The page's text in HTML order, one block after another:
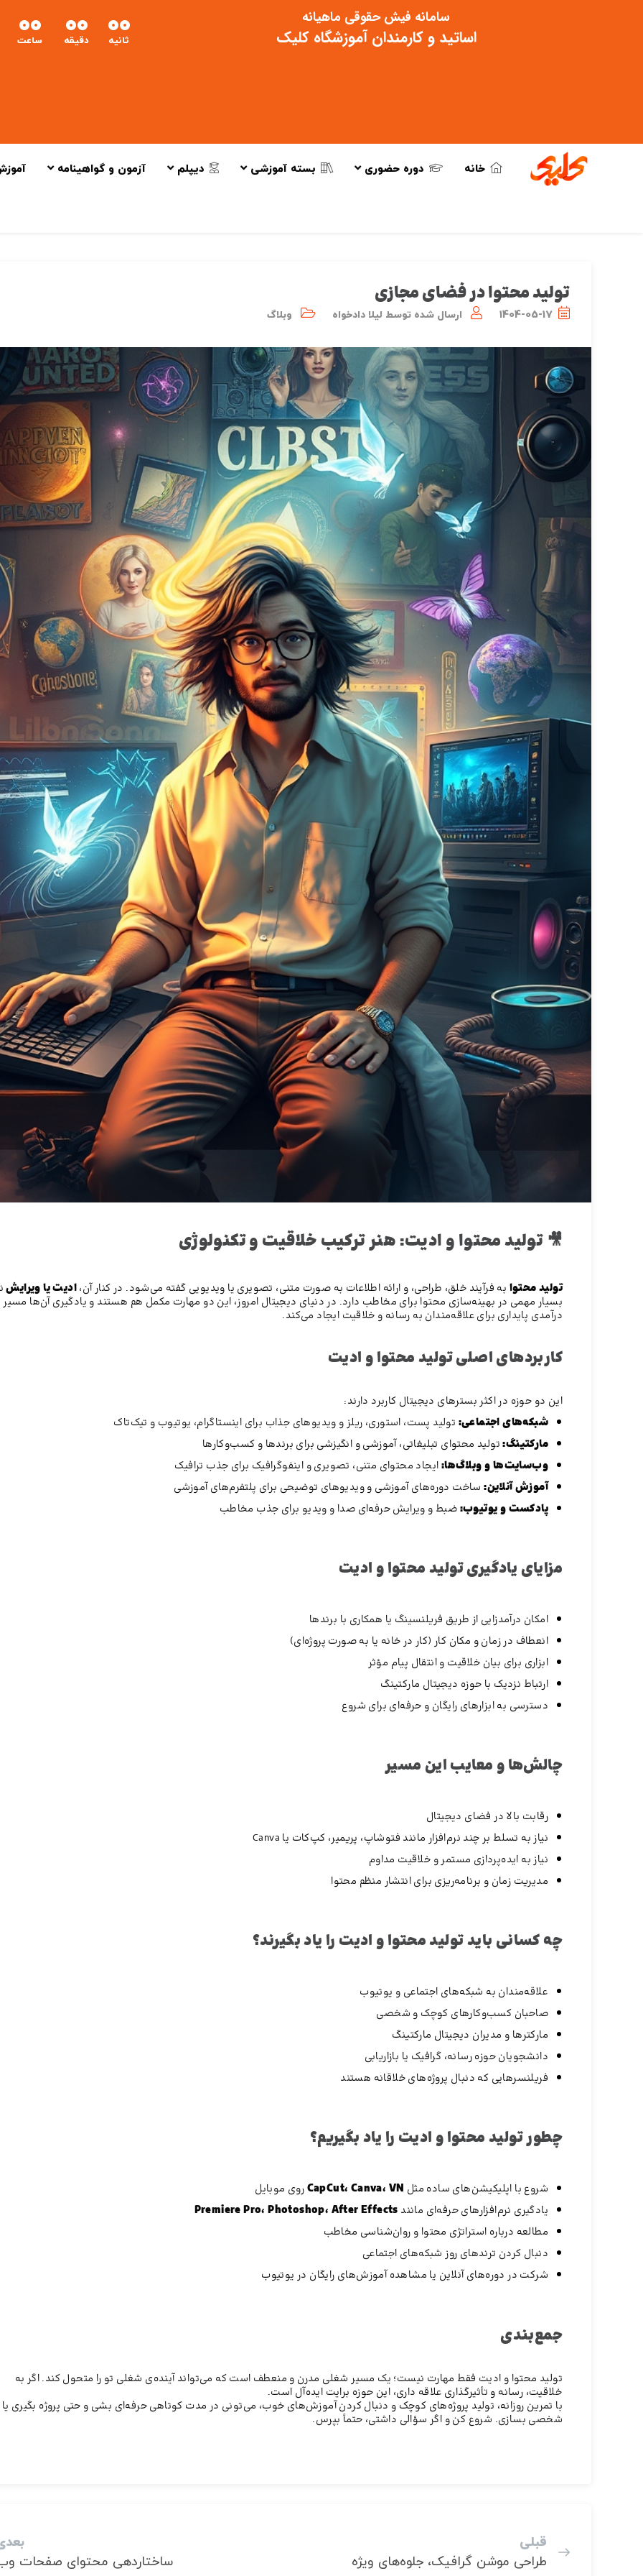
سامانه فیش حقوقی ماهیانه
اساتید و کارمندان آموزشگاه کلیک 00
ساعت 00
دقیقه 00
ثانیه
خانه دوره حضوری بسته آموزشی دیپلم آزمون و گواهینامه
تولید محتوا در فضای مجازی
1404-05-17 ارسال شده توسط لیلا دادخواه وبلاگ
🎥 تولید محتوا و ادیت: هنر ترکیب خلاقیت و تکنولوژی
تولید محتوا به فرآیند خلق، طراحی، و ارائه اطلاعات به صورت متنی، تصویری یا ویدیویی گفته می‌شود. در کنار آن،ادیت یا ویرایش
بسیار مهمی در بهینه‌سازی محتوا برای مخاطب دارد. در دنیای دیجیتال امروز، این دو مهارت مکمل هم هستند و یادگیری آن‌ها مسیر
درآمدی پایداری برای علاقه‌مندان به رسانه و خلاقیت ایجاد می‌کند.
کاربردهای اصلی تولید محتوا و ادیت
این دو حوزه در اکثر بسترهای دیجیتال کاربرد دارند:
شبکه‌های اجتماعی: تولید پست، استوری، ریلز و ویدیوهای جذاب برای اینستاگرام، یوتیوب و تیک‌تاک
مارکتینگ:تولید محتوای تبلیغاتی، آموزشی و انگیزشی برای برندها و کسب‌وکارها
وب‌سایت‌ها و وبلاگ‌ها:ایجاد محتوای متنی، تصویری و اینفوگرافیک برای جذب ترافیک
آموزش آنلاین:ساخت دوره‌های آموزشی و ویدیوهای توضیحی برای پلتفرم‌های آموزشی
پادکست و یوتیوب:ضبط و ویرایش حرفه‌ای صدا و ویدیو برای جذب مخاطب
مزایای یادگیری تولید محتوا و ادیت
امکان درآمدزایی از طریق فریلنسینگ یا همکاری با برندها
انعطاف در زمان و مکان کار (کار در خانه یا به صورت پروژه‌ای)
ابزاری برای بیان خلاقیت و انتقال پیام مؤثر
ارتباط نزدیک با حوزه دیجیتال مارکتینگ
دسترسی به ابزارهای رایگان و حرفه‌ای برای شروع
چالش‌ها و معایب این مسیر
رقابت بالا در فضای دیجیتال
نیاز به تسلط بر چند نرم‌افزار مانند فتوشاپ، پریمیر، کپ‌کات یا Canva
نیاز به ایده‌پردازی مستمر و خلاقیت مداوم
مدیریت زمان و برنامه‌ریزی برای انتشار منظم محتوا
چه کسانی باید تولید محتوا و ادیت را یاد بگیرند؟
علاقه‌مندان به شبکه‌های اجتماعی و یوتیوب
صاحبان کسب‌وکارهای کوچک و شخصی
مارکترها و مدیران دیجیتال مارکتینگ
دانشجویان حوزه رسانه، گرافیک یا بازاریابی
فریلنسرهایی که دنبال پروژه‌های خلاقانه هستند
چطور تولید محتوا و ادیت را یاد بگیریم؟
شروع با اپلیکیشن‌های ساده مثل CapCut، Canva، VNروی موبایل
یادگیری نرم‌افزارهای حرفه‌ای مانند Premiere Pro، Photoshop، After Effects
مطالعه درباره استراتژی محتوا و روان‌شناسی مخاطب
دنبال کردن ترندهای روز شبکه‌های اجتماعی
شرکت در دوره‌های آنلاین یا مشاهده آموزش‌های رایگان در یوتیوب
جمع‌بندی
تولید محتوا و ادیت فقط مهارت نیست؛ یک مسیر شغلی مدرن و منعطف است که می‌تواند آینده‌ی شغلی تو را متحول کند. اگر به
خلاقیت، رسانه و تأثیرگذاری علاقه داری، این حوزه برایت ایده‌آل است.
با تمرین روزانه، تولید پروژه‌های کوچک و دنبال کردن آموزش‌های خوب، می‌تونی در مدت کوتاهی حرفه‌ای بشی و حتی پروژه بگیری یا
شخصی بسازی. شروع کن و اگر سؤالی داشتی، حتماً بپرس.
قبلی
طراحی موشن گرافیک، جلوه‌های ویژه
ساختاردهی محتوای صفحات